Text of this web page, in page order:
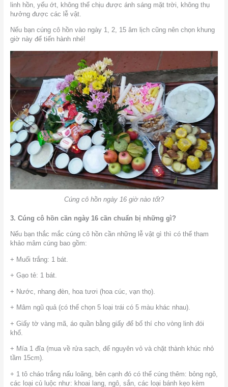
linh hồn, yếu ớt, không thể chịu được ánh sáng mặt trời, không thụ
hưởng được các lễ vật.
Nếu bạn cúng cô hồn vào ngày 1, 2, 15 âm lịch cũng nên chọn khung
giờ này để tiến hành nhé!
Cúng cô hồn ngày 16 giờ nào tốt?
3. Cúng cô hồn cần ngày 16 cần chuẩn bị những gì?
Nếu bạn thắc mắc cúng cô hồn cần những lễ vật gì thì có thể tham
khảo mâm cúng bao gồm:
+ Muối trắng: 1 bát.
+ Gạo tẻ: 1 bát.
+ Nước, nhang đèn, hoa tươi (hoa cúc, vạn thọ).
+ Mâm ngũ quả (có thể chọn 5 loại trái có 5 màu khác nhau).
+ Giấy tờ vàng mã, áo quần bằng giấy để bố thí cho vòng linh đói
khổ.
+ Mía 1 đĩa (mua về rửa sạch, để nguyên vỏ và chặt thành khúc nhỏ
tầm 15cm).
+ 1 tô cháo trắng nấu loãng, bên cạnh đó có thể cúng thêm: bỏng ngô,
các loại củ luộc như: khoai lang, ngô, sắn, các loại bánh kẹo kèm